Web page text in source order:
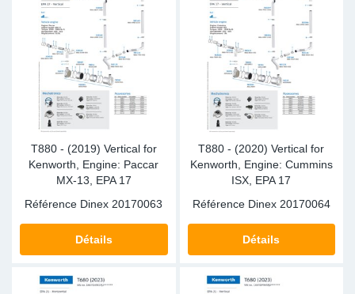
T880 - (2019) Vertical for
Kenworth, Engine: Paccar
MX-13, EPA 17
Référence Dinex 20170063
Détails
T880 - (2020) Vertical for
Kenworth, Engine: Cummins
ISX, EPA 17
Référence Dinex 20170064
Détails